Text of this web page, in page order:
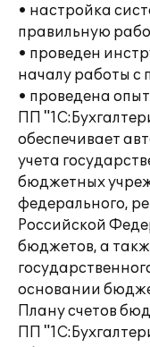
• настройка
правильную
• проведен
началу работы с
• проведена
ПП
обеспечивает
учета
бюджетных
федерального,
Российской
бюджетов, а
основании
Плану счетов
ПП